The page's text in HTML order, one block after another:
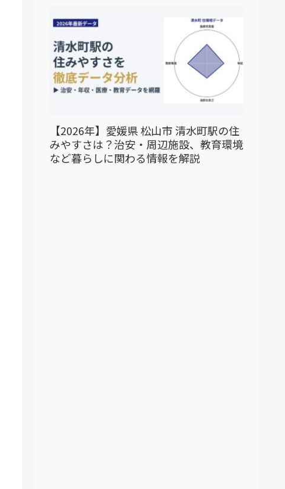
【2026年】愛媛県 松山市 清水町駅の住
みやすさは？治安・周辺施設、教育環境
など暮らしに関わる情報を解説